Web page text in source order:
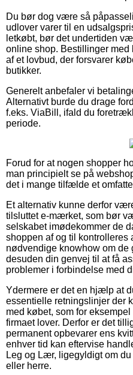
Du bør dog være så
udlover varer til en
letkøbt, bør det undertiden
online shop. Bestillinger med
af et lovbud, der forsvarer
butikker.
Generelt anbefaler vi
Alternativt burde du drage
f.eks. ViaBill, ifald du
periode.
Forud for at nogen shopper
man principielt se på
det i mange tilfælde et
Et alternativ kunne derfor
tilsluttet e-mærket, som bør
selskabet imødekommer de
shoppen af og til kontrolleres
nødvendige knowhow om
desuden din genvej til at få
problemer i forbindelse med
Ydermere er det en hjælp at
essentielle retningslinjer der
med købet, som for
firmaet lover. Derfor er det
permanent opbevarer ens
enhver tid kan eftervise
Leg og Lær, ligegyldigt om
eller herre.